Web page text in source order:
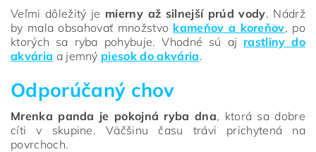
Veľmi dôležitý je mierny až silnejší prúd vody. Nádrž
by mala obsahovať množstvo kameňov a koreňov, po
ktorých sa ryba pohybuje. Vhodné sú aj rastliny do
akvária a jemný piesok do akvária.
Odporúčaný chov
Mrenka panda je pokojná ryba dna, ktorá sa dobre
cíti v skupine. Väčšinu času trávi prichytená na
povrchoch.